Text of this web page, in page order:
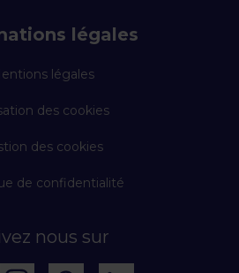
légales
légales
des cookies
des cookies
de confidentialité
nous sur